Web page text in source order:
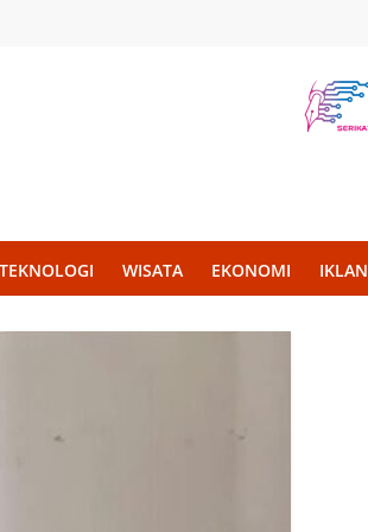
TEKNOLOGI WISATA EKONOMI IKLAN